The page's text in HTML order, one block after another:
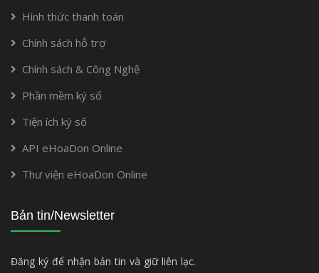
Hình thức thanh toán
Chính sách hỗ trợ
Chính sách & Công Nghệ
Phần mềm ký số
Tiện ích ký số
API eHoaDon Online
Thư viện eHoaDon Online
Bản tin/Newsletter
Đăng ký để nhận bản tin và giữ liên lạc.